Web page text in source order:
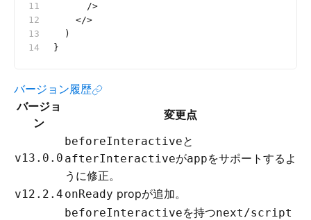
      />
    </>
  )
}
バージョン履歴
バージョ
ン
変更点
v13.0.0
beforeInteractiveと
afterInteractiveがappをサポートするよ
うに修正。
v12.2.4 onReady propが追加。
beforeInteractiveを持つnext/script